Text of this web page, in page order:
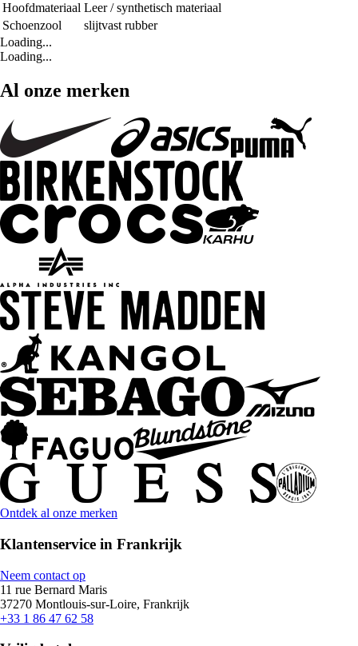
Hoofdmateriaal Leer / synthetisch materiaal
Schoenzool
slijtvast rubber
Loading...
Loading...
Al onze merken
Ontdek al onze merken
Klantenservice in Frankrijk
Neem contact op
11 rue Bernard Maris
37270 Montlouis-sur-Loire, Frankrijk
+33 1 86 47 62 58